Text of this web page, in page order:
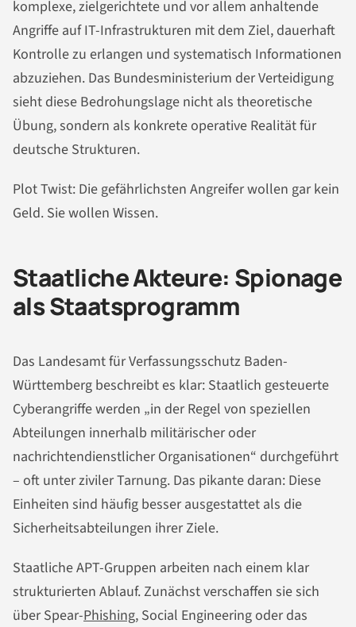
komplexe, zielgerichtete und vor allem anhaltende
Angriffe auf IT-Infrastrukturen mit dem Ziel, dauerhaft
Kontrolle zu erlangen und systematisch Informationen
abzuziehen. Das Bundesministerium der Verteidigung
sieht diese Bedrohungslage nicht als theoretische
Übung, sondern als konkrete operative Realität für
deutsche Strukturen.
Plot Twist: Die gefährlichsten Angreifer wollen gar kein
Geld. Sie wollen Wissen.
Staatliche Akteure: Spionage
als Staatsprogramm
Das Landesamt für Verfassungsschutz Baden-
Württemberg beschreibt es klar: Staatlich gesteuerte
Cyberangriffe werden „in der Regel von speziellen
Abteilungen innerhalb militärischer oder
nachrichtendienstlicher Organisationen“ durchgeführt
– oft unter ziviler Tarnung. Das pikante daran: Diese
Einheiten sind häufig besser ausgestattet als die
Sicherheitsabteilungen ihrer Ziele.
Staatliche APT-Gruppen arbeiten nach einem klar
strukturierten Ablauf. Zunächst verschaffen sie sich
über Spear-Phishing, Social Engineering oder das